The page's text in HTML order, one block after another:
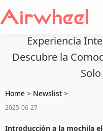
Experiencia
Descubre la
Home > Newslist >
2025-06-27
Introducción a la mochila